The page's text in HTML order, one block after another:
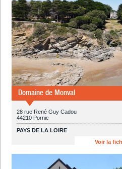
Domaine de Monval
28 rue René Guy Cadou
44210 Pornic
PAYS DE LA LOIRE
Voir la